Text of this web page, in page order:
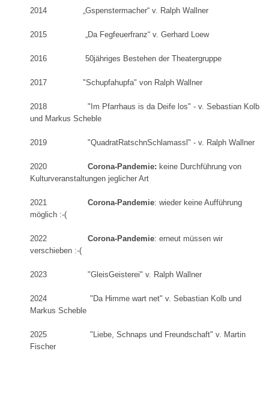
2014 „Gspenstermacher“ v. Ralph Wallner
2015 „Da Fegfeuerfranz“ v. Gerhard Loew
2016 50jähriges Bestehen der Theatergruppe
2017 "Schupfahupfa" von Ralph Wallner
2018 "Im Pfarrhaus is da Deife los" - v. Sebastian Kolb
und Markus Scheble
2019 "QuadratRatschnSchlamassl" - v. Ralph Wallner
2020 Corona-Pandemie: keine Durchführung von
Kulturveranstaltungen jeglicher Art
2021 Corona-Pandemie: wieder keine Aufführung
möglich :-(
2022 Corona-Pandemie: erneut müssen wir
verschieben :-(
2023 "GleisGeisterei" v. Ralph Wallner
2024 "Da Himme wart net" v. Sebastian Kolb und
Markus Scheble
2025 "Liebe, Schnaps und Freundschaft" v. Martin
Fischer